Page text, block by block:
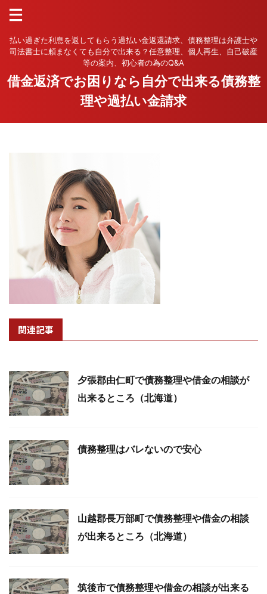
払い過ぎた利息を返してもらう過払い金返還請求、債務整理は弁護士や
司法書士に頼まなくても自分で出来る？任意整理、個人再生、自己破産
等の案内、初心者の為のQ&A
借金返済でお困りなら自分で出来る債務整
理や過払い金請求
関連記事
夕張郡由仁町で債務整理や借金の相談が
出来るところ（北海道）
債務整理はバレないので安心
山越郡長万部町で債務整理や借金の相談
が出来るところ（北海道）
筑後市で債務整理や借金の相談が出来る